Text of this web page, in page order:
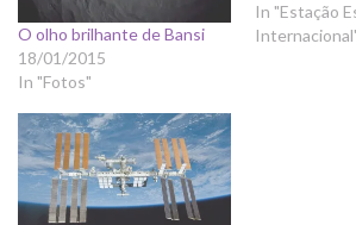
O olho brilhante de Bansi
18/01/2015
In "Fotos"
In "Estação